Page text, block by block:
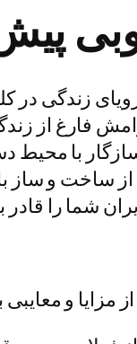
زندگی
فارغ از
با محیط
ساخت و ساز
شما را
از مزایا و